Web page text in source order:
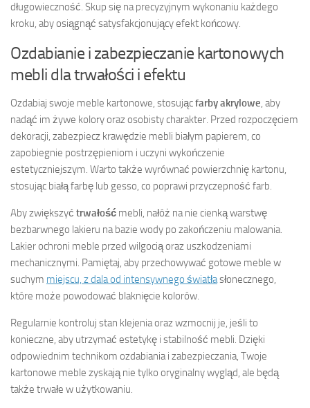
długowieczność. Skup się na precyzyjnym wykonaniu każdego
kroku, aby osiągnąć satysfakcjonujący efekt końcowy.
Ozdabianie i zabezpieczanie kartonowych
mebli dla trwałości i efektu
Ozdabiaj swoje meble kartonowe, stosującfarby akrylowe, aby
nadąć im żywe kolory oraz osobisty charakter. Przed rozpoczęciem
dekoracji, zabezpiecz krawędzie mebli białym papierem, co
zapobiegnie postrzępieniom i uczyni wykończenie
estetyczniejszym. Warto także wyrównać powierzchnię kartonu,
stosując białą farbę lub gesso, co poprawi przyczepność farb.
Aby zwiększyć trwałość mebli, nałóż na nie cienką warstwę
bezbarwnego lakieru na bazie wody po zakończeniu malowania.
Lakier ochroni meble przed wilgocią oraz uszkodzeniami
mechanicznymi. Pamiętaj, aby przechowywać gotowe meble w
suchym miejscu, z dala od intensywnego światłasłonecznego,
które może powodować blaknięcie kolorów.
Regularnie kontroluj stan klejenia oraz wzmocnij je, jeśli to
konieczne, aby utrzymać estetykę i stabilność mebli. Dzięki
odpowiednim technikom ozdabiania i zabezpieczania, Twoje
kartonowe meble zyskają nie tylko oryginalny wygląd, ale będą
także trwałe w użytkowaniu.